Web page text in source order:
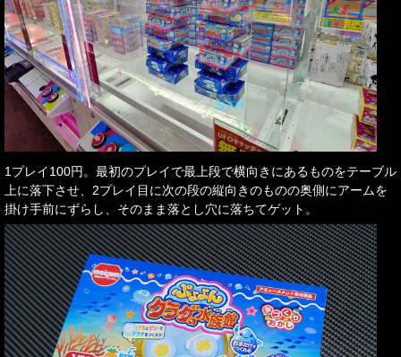
1プレイ100円。最初のプレイで最上段で横向きにあるものをテーブル
上に落下させ、2プレイ目に次の段の縦向きのものの奥側にアームを
掛け手前にずらし、そのまま落とし穴に落ちてゲット。